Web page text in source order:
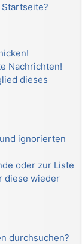
Startseite?
Nachrichten!
dieses
ignorierten
oder zur Liste
diese wieder
durchsuchen?